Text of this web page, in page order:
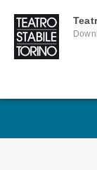
Skip